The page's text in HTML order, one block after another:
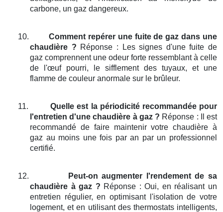
carbone, un gaz dangereux.
10.
Comment repérer une fuite de gaz dans une
chaudière ? Réponse : Les signes d'une fuite de
gaz comprennent une odeur forte ressemblant à celle
de l'œuf pourri, le sifflement des tuyaux, et une
flamme de couleur anormale sur le brûleur.
11.
Quelle est la périodicité recommandée pour
l'entretien d'une chaudière à gaz ? Réponse : Il est
recommandé de faire maintenir votre chaudière à
gaz au moins une fois par an par un professionnel
certifié.
12.
Peut-on augmenter l'rendement de sa
chaudière à gaz ? Réponse : Oui, en réalisant un
entretien régulier, en optimisant l'isolation de votre
logement, et en utilisant des thermostats intelligents,